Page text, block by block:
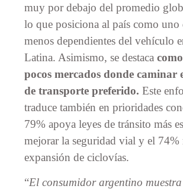
muy por debajo del promedio
lo que posiciona al país como uno
menos dependientes del vehículo
Latina. Asimismo, se destaca
pocos mercados donde caminar
de transporte preferido. Este
traduce también en prioridades
79% apoya leyes de tránsito más
mejorar la seguridad vial y el 74%
expansión de ciclovías.
“El consumidor argentino